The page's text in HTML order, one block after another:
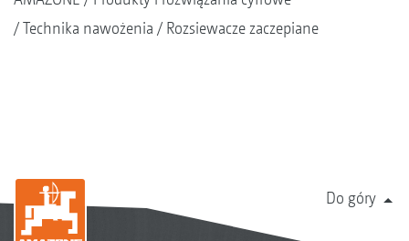
Technika nawożenia
Rozsiewacze zaczepiane
Do góry